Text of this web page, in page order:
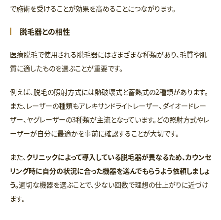
で施術を受けることが効果を高めることにつながります。
脱毛器との相性
医療脱毛で使用される脱毛器にはさまざまな種類があり、毛質や肌
質に適したものを選ぶことが重要です。
例えば、脱毛の照射方式には熱破壊式と蓄熱式の2種類があります。
また、レーザーの種類もアレキサンドライトレーザー、ダイオードレー
ザー、ヤグレーザーの3種類が主流となっています。どの照射方式やレ
ーザーが自分に最適かを事前に確認することが大切です。
また、 クリニックによって導入している脱毛器が異なるため、カウンセ
リング時に自分の状況に合った機器を選んでもらうよう依頼しましょ
う。適切な機器を選ぶことで、少ない回数で理想の仕上がりに近づけ
ます。